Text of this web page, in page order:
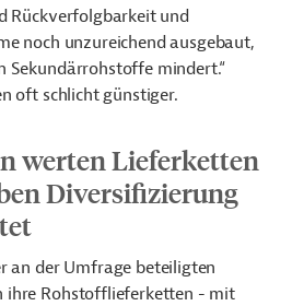
Rückverfolgbarkeit und
noch unzureichend ausgebaut,
Sekundärrohstoffe mindert.“
oft schlicht günstiger.
werten Lieferketten
Diversifizierung
an der Umfrage beteiligten
ihre Rohstofflieferketten - mit